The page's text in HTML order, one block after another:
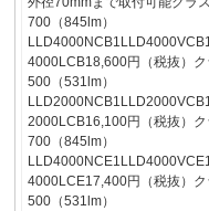
700（845lm）
4000LCB18,600円（税抜）ク
500（531lm）
2000LCB16,100円（税抜）ク
700（845lm）
4000LCE17,400円（税抜）ク
500（531lm）